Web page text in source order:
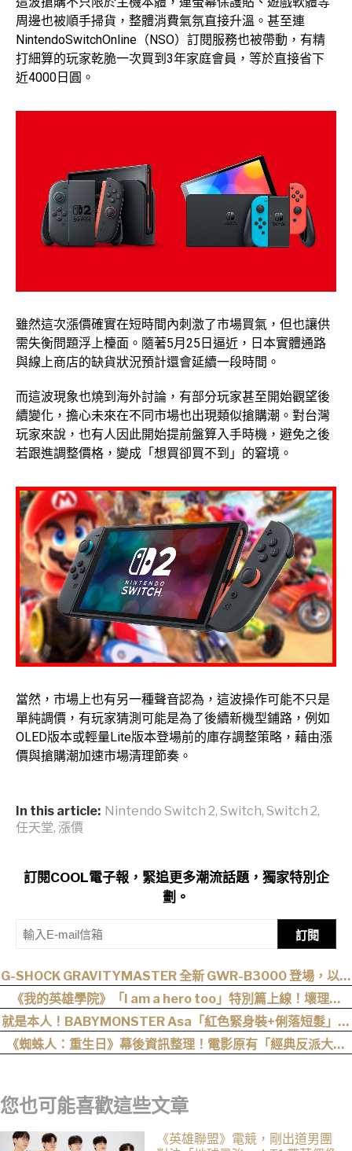
周邊也被順手掃貨，整體消費氣氛直接升溫。甚至連
NintendoSwitchOnline（NSO）訂閱服務也被帶動，有精
打細算的玩家乾脆一次買到3年家庭會員，等於直接省下
近4000日圓。
雖然這次漲價確實在短時間內刺激了市場買氣，但也讓供
需失衡問題浮上檯面。隨著5月25日逼近，日本實體通路
與線上商店的缺貨狀況預計還會延續一段時間。
而這波現象也燒到海外討論，有部分玩家甚至開始觀望後
續變化，擔心未來在不同市場也出現類似搶購潮。對台灣
玩家來說，也有人因此開始提前盤算入手時機，避免之後
若跟進調整價格，變成「想買卻買不到」的窘境。
當然，市場上也有另一種聲音認為，這波操作可能不只是
單純調價，有玩家猜測可能是為了後續新機型鋪路，例如
OLED版本或輕量Lite版本登場前的庫存調整策略，藉由漲
價與搶購潮加速市場清理節奏。
In this article: Nintendo Switch 2, Switch, Switch 2,
任天堂, 漲價
訂閱COOL電子報，緊追更多潮流話題，獨家特別企
劃。
訂閱
G-SHOCK GRAVITYMASTER 全新 GWR-B3000 登場，以超
音速噴射機為靈感！
《我的英雄學院》「I am a hero too」特別篇上線！壞理版
〈Hero too〉正式公開！
就是本人！BABYMONSTER Asa「紅色緊身裝+俐落短髮」與
艾達王相似度爆表，粉絲狂刷「ASA Wong」
《蜘蛛人：重生日》幕後資訊整理！電影原有「經典反派大混
您也可能喜歡這些文章
《英雄聯盟》電競，剛出道男團